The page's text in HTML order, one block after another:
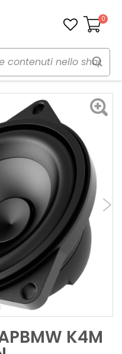
Carrello
0
mobile
K4M Small - AUDISON
K4M